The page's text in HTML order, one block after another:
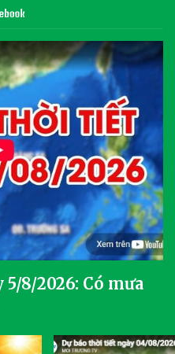
8/2026: Có mưa